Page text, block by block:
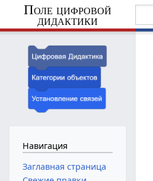
Поле цифровой
дидактики
Навигация
Заглавная страница